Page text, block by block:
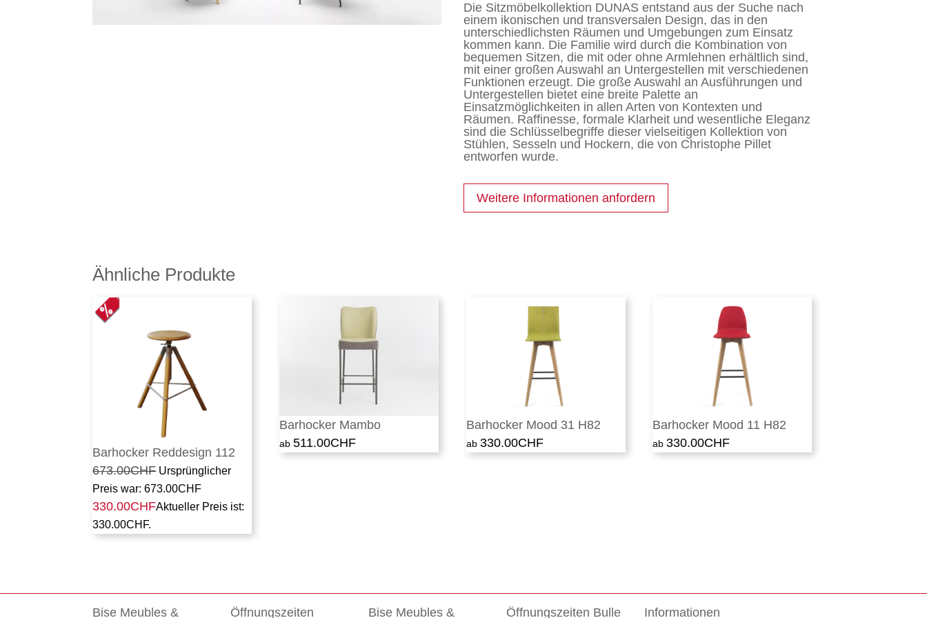
Die Sitzmöbelkollektion DUNAS entstand aus der Suche nach
einem ikonischen und transversalen Design, das in den
unterschiedlichsten Räumen und Umgebungen zum Einsatz
kommen kann. Die Familie wird durch die Kombination von
bequemen Sitzen, die mit oder ohne Armlehnen erhältlich sind,
mit einer großen Auswahl an Untergestellen mit verschiedenen
Funktionen erzeugt. Die große Auswahl an Ausführungen und
Untergestellen bietet eine breite Palette an
Einsatzmöglichkeiten in allen Arten von Kontexten und
Räumen. Raffinesse, formale Klarheit und wesentliche Eleganz
sind die Schlüsselbegriffe dieser vielseitigen Kollektion von
Stühlen, Sesseln und Hockern, die von Christophe Pillet
entworfen wurde.
Weitere Informationen anfordern
Ähnliche Produkte
Barhocker Reddesign 112
673.00CHF Ursprünglicher
Preis war: 673.00CHF
330.00CHFAktueller Preis ist:
330.00CHF.
Barhocker Mambo
511.00CHF
Barhocker Mood 31 H82
330.00CHF
Barhocker Mood 11 H82
330.00CHF
Bise Meubles & Öffnungszeiten Bise Meubles & Öffnungszeiten Bulle Informationen